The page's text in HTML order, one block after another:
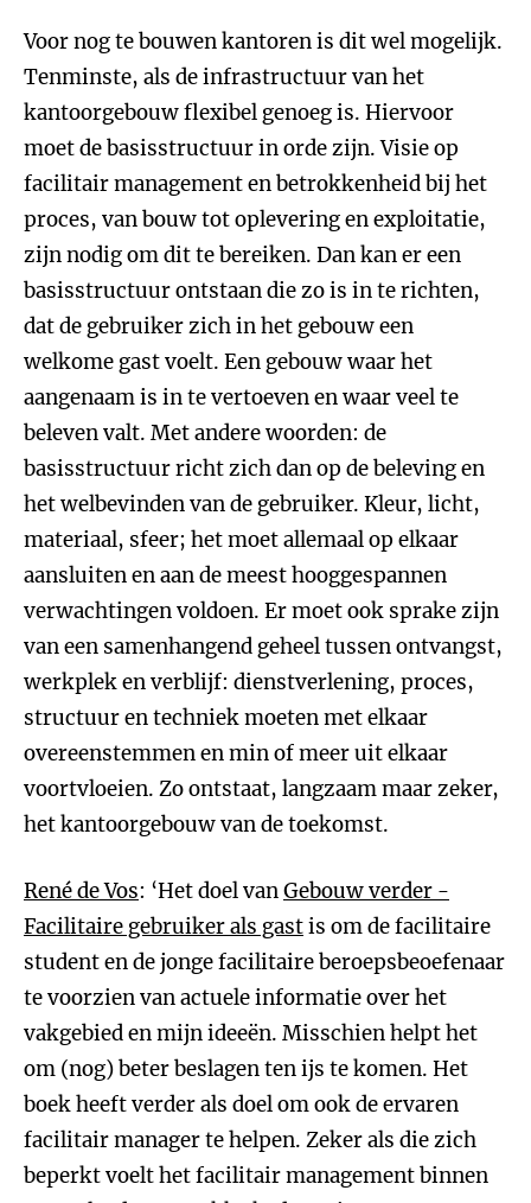
Voor nog te bouwen kantoren is dit wel mogelijk.
Tenminste, als de infrastructuur van het
kantoorgebouw flexibel genoeg is. Hiervoor
moet de basisstructuur in orde zijn. Visie op
facilitair management en betrokkenheid bij het
proces, van bouw tot oplevering en exploitatie,
zijn nodig om dit te bereiken. Dan kan er een
basisstructuur ontstaan die zo is in te richten,
dat de gebruiker zich in het gebouw een
welkome gast voelt. Een gebouw waar het
aangenaam is in te vertoeven en waar veel te
beleven valt. Met andere woorden: de
basisstructuur richt zich dan op de beleving en
het welbevinden van de gebruiker. Kleur, licht,
materiaal, sfeer; het moet allemaal op elkaar
aansluiten en aan de meest hooggespannen
verwachtingen voldoen. Er moet ook sprake zijn
van een samenhangend geheel tussen ontvangst,
werkplek en verblijf: dienstverlening, proces,
structuur en techniek moeten met elkaar
overeenstemmen en min of meer uit elkaar
voortvloeien. Zo ontstaat, langzaam maar zeker,
het kantoorgebouw van de toekomst.
René de Vos: ‘Het doel vanGebouw verder -
Facilitaire gebruiker als gastis om de facilitaire
student en de jonge facilitaire beroepsbeoefenaar
te voorzien van actuele informatie over het
vakgebied en mijn ideeën. Misschien helpt het
om (nog) beter beslagen ten ijs te komen. Het
boek heeft verder als doel om ook de ervaren
facilitair manager te helpen. Zeker als die zich
beperkt voelt het facilitair management binnen